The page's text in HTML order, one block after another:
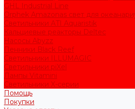
GHL Industrial Line
Orphek Amazonas свет для
Светильники ATI Aquaristik
Кальциевые реакторы Deltec
Насосы Abyzz
Пенники Black Reef
Светильники ILLUMAGIC
Светильники piXel
Лампы Vitamini
Светильники X-серии
Помощь
Покупки